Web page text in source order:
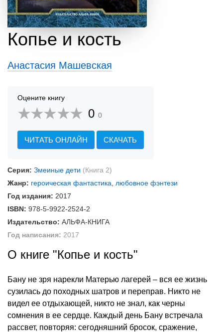
Копье и кость
Анастасия Машевская
Оцените книгу
0 0
ЧИТАТЬ ОНЛАЙН СКАЧАТЬ
Серия: Змеиные дети (Книга 2)
Жанр: героическая фантастика
любовное фэнтези
Год издания: 2017
ISBN: 978-5-9922-2524-2
Издательство: АЛЬФА-КНИГА
Год написания: 2017
О книге "Копье и кость"
Бану не зря нарекли Матерью лагерей – вся ее жизнь
сузилась до походных шатров и переправ. Никто не
видел ее отдыхающей, никто не знал, как черны
сомнения в ее сердце. Каждый день Бану встречала
рассвет, повторяя: сегодняшний бросок, сражение,